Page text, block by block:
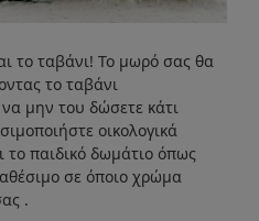
το ταβάνι! Το μωρό σας θα
το ταβάνι
μην του δώσετε κάτι
οικολογικά
το παιδικό δωμάτιο όπως
σε όποιο χρώμα
.